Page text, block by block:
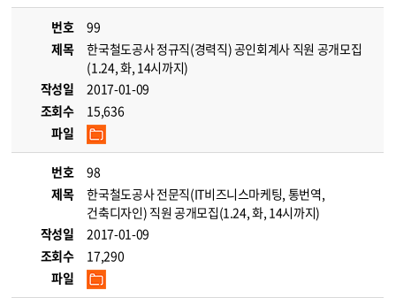
번호
99
제목
한국철도공사 정규직(경력직) 공인회계사 직원 공개모집
(1.24, 화, 14시까지)
작성일
2017-01-09
조회수
15,636
파일
번호
98
제목
한국철도공사 전문직(IT비즈니스마케팅, 통번역,
건축디자인) 직원 공개모집(1.24, 화, 14시까지)
작성일
2017-01-09
조회수
17,290
파일